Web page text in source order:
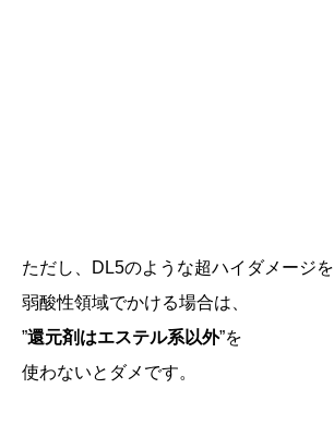
ただし、DL5のような超ハイダメージを
弱酸性領域でかける場合は、
”還元剤はエステル系以外”を
使わないとダメです。